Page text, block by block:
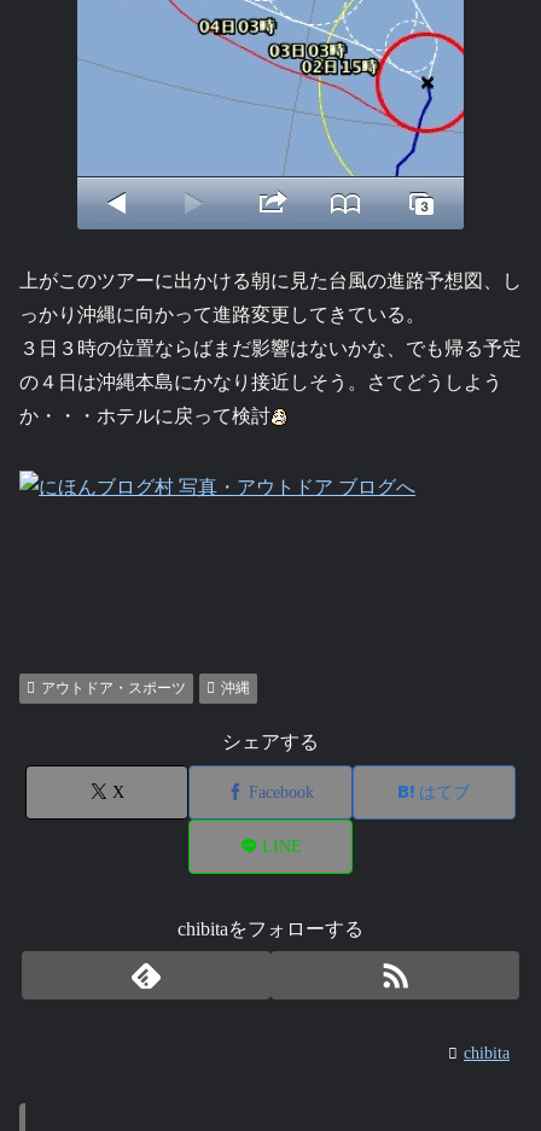
上がこのツアーに出かける朝に見た台風の進路予想図、し
っかり沖縄に向かって進路変更してきている。
３日３時の位置ならばまだ影響はないかな、でも帰る予定
の４日は沖縄本島にかなり接近しそう。さてどうしよう
か・・・ホテルに戻って検討
アウトドア・スポーツ 沖縄
シェアする
X Facebook はてブ
LINE
chibitaをフォローする
chibita